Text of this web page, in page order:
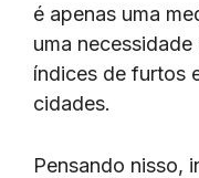
é apenas uma
uma
índices de furtos
cidades.
Pensando nisso,